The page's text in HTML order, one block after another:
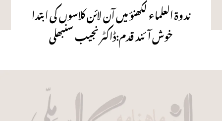
ندوۃ العلماء لکھنؤ میں آن لائن کلاسوں کی ابتدا
خوش آئند قدم:ڈاکٹر نجیب سنبھلی